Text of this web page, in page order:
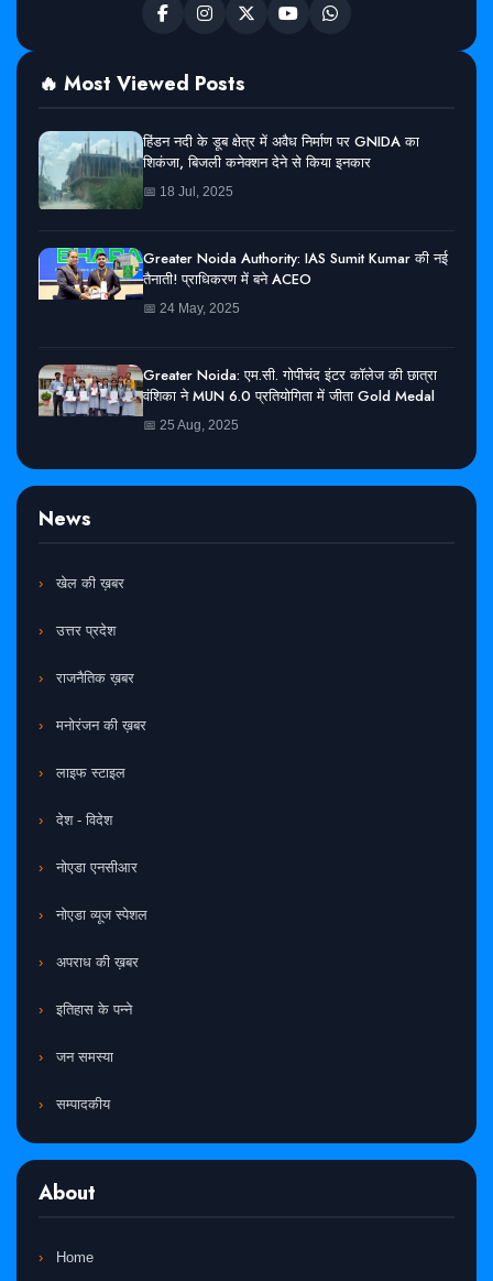
🔥 Most Viewed Posts
हिंडन नदी के डूब क्षेत्र में अवैध निर्माण पर GNIDA का
शिकंजा, बिजली कनेक्शन देने से किया इनकार
📅 18 Jul, 2025
Greater Noida Authority: IAS Sumit Kumar की नई
तैनाती! प्राधिकरण में बने ACEO
📅 24 May, 2025
Greater Noida: एम.सी. गोपीचंद इंटर कॉलेज की छात्रा
वंशिका ने MUN 6.0 प्रतियोगिता में जीता Gold Medal
📅 25 Aug, 2025
News
खेल की ख़बर
उत्तर प्रदेश
राजनैतिक ख़बर
मनोरंजन की ख़बर
लाइफ स्टाइल
देश - विदेश
नोएडा एनसीआर
नोएडा व्यूज स्पेशल
अपराध की ख़बर
इतिहास के पन्ने
जन समस्या
सम्पादकीय
About
Home